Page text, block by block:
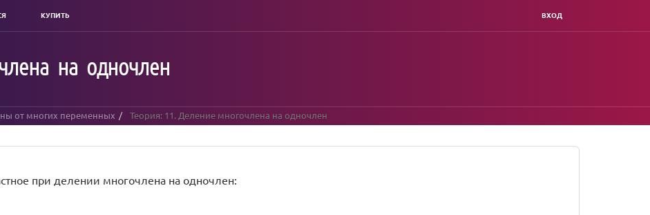
КУПИТЬ ВХОД
на одночлен
от многих переменных Теория: 11. Деление многочлена на одночлен
при делении многочлена на одночлен: